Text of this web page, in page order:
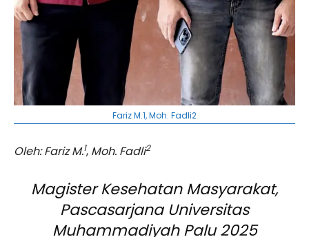
Fariz M.1, Moh. Fadli2
Oleh: Fariz M.1, Moh. Fadli2
Magister Kesehatan Masyarakat,
Pascasarjana Universitas
Muhammadiyah Palu 2025